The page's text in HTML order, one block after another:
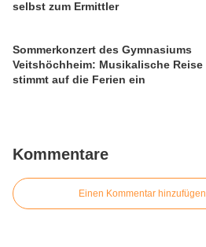
selbst zum Ermittler
Sommerkonzert des Gymnasiums
Veitshöchheim: Musikalische Reise
stimmt auf die Ferien ein
Kommentare
Einen Kommentar hinzufügen